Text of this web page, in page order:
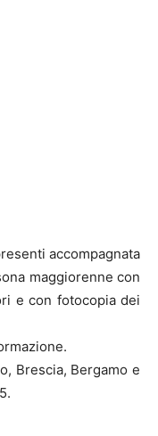
accompagnata
maggiorenne con
e con fotocopia dei
Brescia, Bergamo e